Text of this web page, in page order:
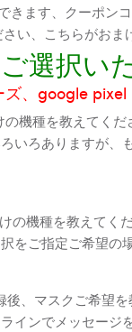
きます、クーポン
い、こちらがおま
選択い
、google
機種を教えてく
ろありますが
機種を教えて
をご指定ご希望の
、マスクご希望
インでメッセージ